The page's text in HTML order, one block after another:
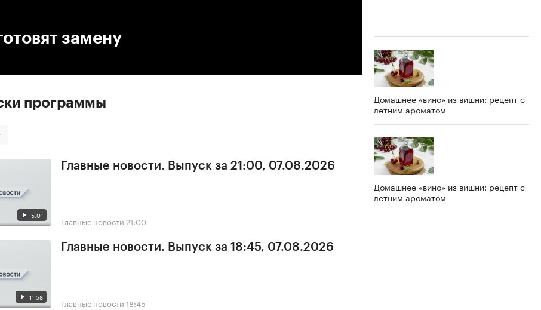
замену
программы
5:01
Главные новости. Выпуск за 21:00, 07.08.2026
Главные новости 21:00
11:58
Главные новости. Выпуск за 18:45, 07.08.2026
Главные новости 18:45
Домашнее «вино» из вишни: рецепт с
летним ароматом
Домашнее «вино» из вишни: рецепт с
летним ароматом